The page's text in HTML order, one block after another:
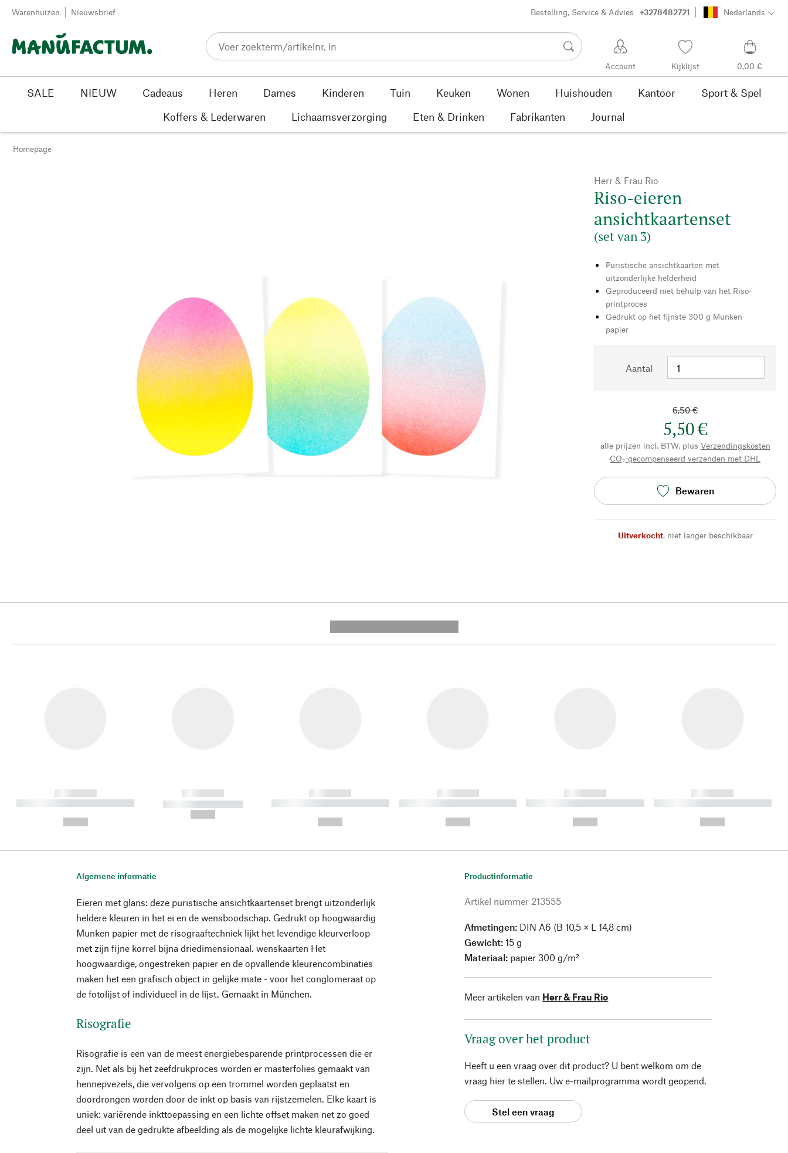
Passer au contenu
Warenhuizen Nieuwsbrief Bestelling, Service & Advies +3278482721 Nederlands
Account Kijklijst 0,00 €
SALE NIEUW Cadeaus Heren Dames Kinderen Tuin Keuken Wonen Huishouden Kantoor
Sport & Spel
Koffers & Lederwaren
Lichaamsverzorging Eten & Drinken Fabrikanten Journal
Homepage
Herr & Frau Rio
Riso-eieren
ansichtkaartenset
(set van 3)
Puristische ansichtkaarten met
uitzonderlijke helderheid
Geproduceerd met behulp van het Riso-
printproces
Gedrukt op het fijnste 300 g Munken-
papier
Aantal
6,50 €
5,50 €
alle prijzen incl. BTW, plus Verzendingskosten
CO₂-gecompenseerd verzenden met DHL
Bewaren
Uitverkocht, niet langer beschikbaar
------------
----------- ----------- ----------
------------
----------- -----------
------------
----------- ----------- ----------
------------
----------- ----------- ----------
------------
----------- ----------- ----------
------------
----------- ----------- ----------
Algemene informatie
Eieren met glans: deze puristische ansichtkaartenset brengt uitzonderlijk
heldere kleuren in het ei en de wensboodschap. Gedrukt op hoogwaardig
Munken papier met de risograaftechniek lijkt het levendige kleurverloop
met zijn fijne korrel bijna driedimensionaal. wenskaarten Het
hoogwaardige, ongestreken papier en de opvallende kleurencombinaties
maken het een grafisch object in gelijke mate - voor het conglomeraat op
de fotolijst of individueel in de lijst. Gemaakt in München.
Risografie
Risografie is een van de meest energiebesparende printprocessen die er
zijn. Net als bij het zeefdrukproces worden er masterfolies gemaakt van
hennepvezels, die vervolgens op een trommel worden geplaatst en
doordrongen worden door de inkt op basis van rijstzemelen. Elke kaart is
uniek: variërende inkttoepassing en een lichte offset maken net zo goed
deel uit van de gedrukte afbeelding als de mogelijke lichte kleurafwijking.
Productinformatie
Artikel nummer 213555
Afmetingen: DIN A6 (B 10,5 × L 14,8 cm)
Gewicht: 15 g
Materiaal: papier 300 g/m²
Meer artikelen van Herr & Frau Rio
Vraag over het product
Heeft u een vraag over dit product? U bent welkom om de
vraag hier te stellen. Uw e-mailprogramma wordt geopend.
Stel een vraag